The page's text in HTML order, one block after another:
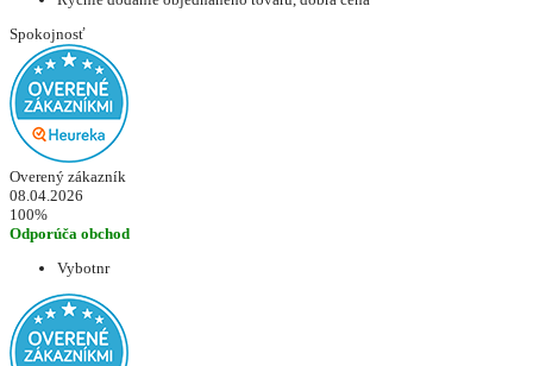
Spokojnosť
Overený zákazník
08.04.2026
100%
Odporúča obchod
Vybotnr